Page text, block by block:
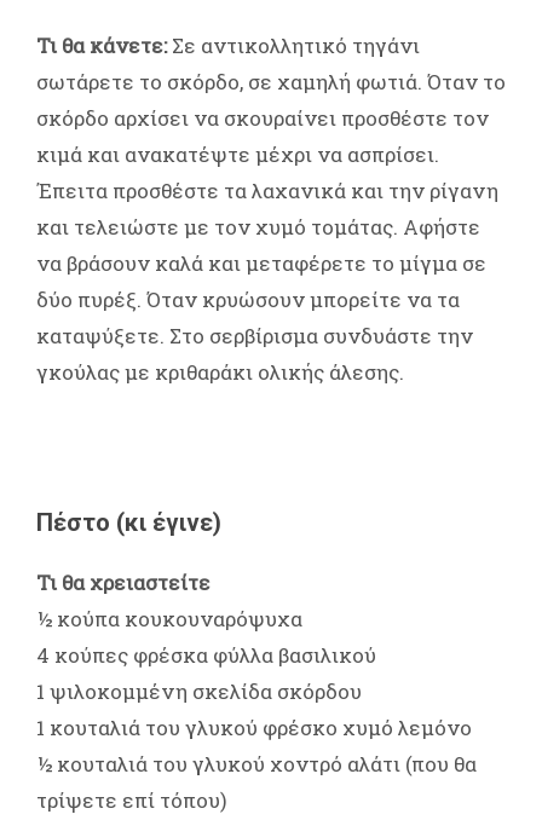
Τι θα κάνετε:Σε αντικολλητικό τηγάνι
σωτάρετε το σκόρδο, σε χαμηλή φωτιά. Όταν το
σκόρδο αρχίσει να σκουραίνει προσθέστε τον
κιμά και ανακατέψτε μέχρι να ασπρίσει.
Έπειτα προσθέστε τα λαχανικά και την ρίγανη
και τελειώστε με τον χυμό τομάτας. Αφήστε
να βράσουν καλά και μεταφέρετε το μίγμα σε
δύο πυρέξ. Όταν κρυώσουν μπορείτε να τα
καταψύξετε. Στο σερβίρισμα συνδυάστε την
γκούλας με κριθαράκι ολικής άλεσης.
Πέστο (κι έγινε)
Τι θα χρειαστείτε
½ κούπα κουκουναρόψυχα
4 κούπες φρέσκα φύλλα βασιλικού
1 ψιλοκομμένη σκελίδα σκόρδου
1 κουταλιά του γλυκού φρέσκο χυμό λεμόνο
½ κουταλιά του γλυκού χοντρό αλάτι (που θα
τρίψετε επί τόπου)